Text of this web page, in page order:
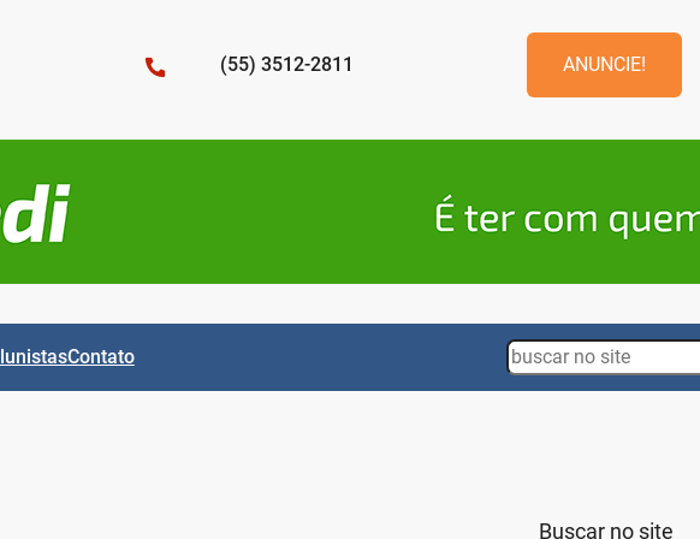
(55) 3512-2811 ANUNCIE!
Contato Search
Buscar no site